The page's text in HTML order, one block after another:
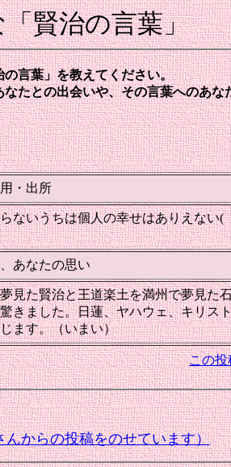
賢治の言葉」
言葉」を教えてください。
たとの出会いや、その言葉へのあ
・出所
ないうちは個人の幸せはありえない(
あなたの思い
見た賢治と王道楽土を満州で夢見た
きました。日蓮、ヤハウェ、キリス
ます。（いまい）
この投
んからの投稿をのせています）